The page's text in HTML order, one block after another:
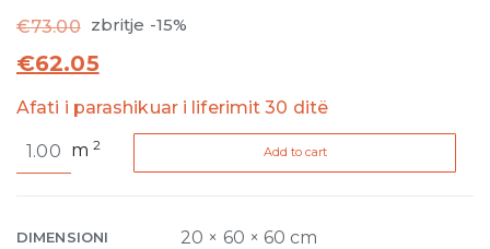
€73.00 zbritje -15%
€62.05
Afati i parashikuar i liferimit 30 ditë
Taupe
20mm
m2 Add to cart
DIMENSIONI 20 × 60 × 60 cm